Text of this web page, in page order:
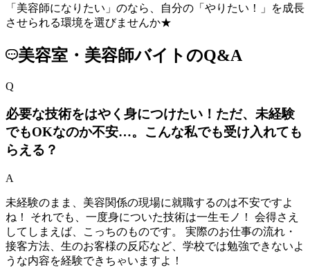
「美容師になりたい」のなら、自分の「やりたい！」を成長
させられる環境を選びませんか★
美容室・美容師バイトのQ&A
Q
必要な技術をはやく身につけたい！ただ、未経験
でもOKなのか不安…。こんな私でも受け入れても
らえる？
A
未経験のまま、美容関係の現場に就職するのは不安ですよ
ね！ それでも、一度身についた技術は一生モノ！ 会得さえ
してしまえば、こっちのものです。 実際のお仕事の流れ・
接客方法、生のお客様の反応など、学校では勉強できないよ
うな内容を経験できちゃいますよ！